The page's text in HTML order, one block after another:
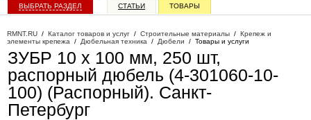
ВЫБРАТЬ РАЗДЕЛ СТАТЬИ ТОВАРЫ
RMNT.RU / Каталог товаров и услуг / Строительные материалы / Крепеж и
элементы крепежа / Дюбельная техника / Дюбели / Товары и услуги
ЗУБР 10 х 100 мм, 250 шт,
распорный дюбель (4-301060-10-
100) (Распорный). Санкт-
Петербург